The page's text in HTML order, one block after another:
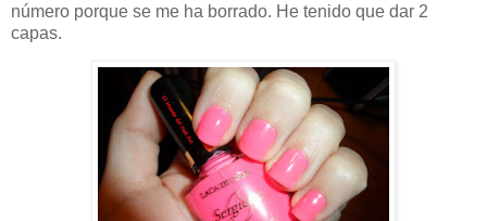
número porque se me ha borrado. He tenido que dar 2
capas.